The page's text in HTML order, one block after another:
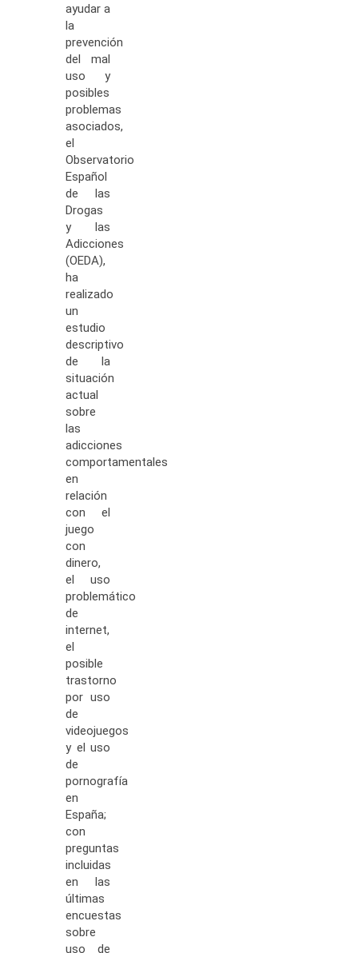
ayudar a
la
prevención
del mal
uso y
posibles
problemas
asociados,
el
Observatorio
Español
de las
Drogas
y las
Adicciones
(OEDA),
ha
realizado
un
estudio
descriptivo
de la
situación
actual
sobre
las
adicciones
comportamentales
en
relación
con el
juego
con
dinero,
el uso
problemático
de
internet,
el
posible
trastorno
por uso
de
videojuegos
y el uso
de
pornografía
en
España;
con
preguntas
incluidas
en las
últimas
encuestas
sobre
uso de